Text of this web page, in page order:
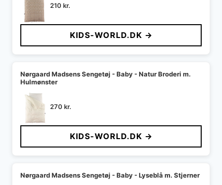
210 kr.
KIDS-WORLD.DK →
Nørgaard Madsens Sengetøj - Baby - Natur Broderi m.
Hulmønster
270 kr.
KIDS-WORLD.DK →
Nørgaard Madsens Sengetøj - Baby - Lyseblå m. Stjerner